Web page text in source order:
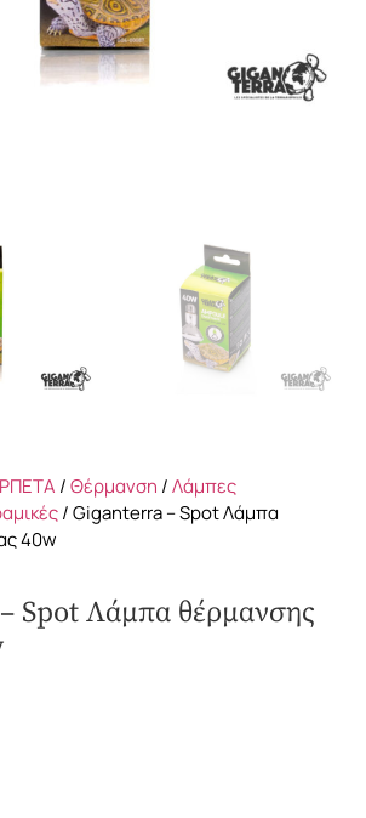
/Θέρμανση /Λάμπες
/ Giganterra – Spot Λάμπα
40w
Spot Λάμπα θέρμανσης